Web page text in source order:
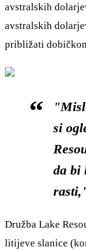
avstralskih
avstralskih
približati
si
da bi
Družba Lake
litijeve slanice